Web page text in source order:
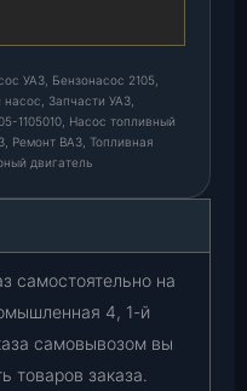
УАЗ, Бензонасос 2105,
Запчасти УАЗ,
1105010, Насос топливный
Ремонт ВАЗ, Топливная
двигатель
самостоятельно на
4, 1-й
самовывозом вы
товаров заказа.